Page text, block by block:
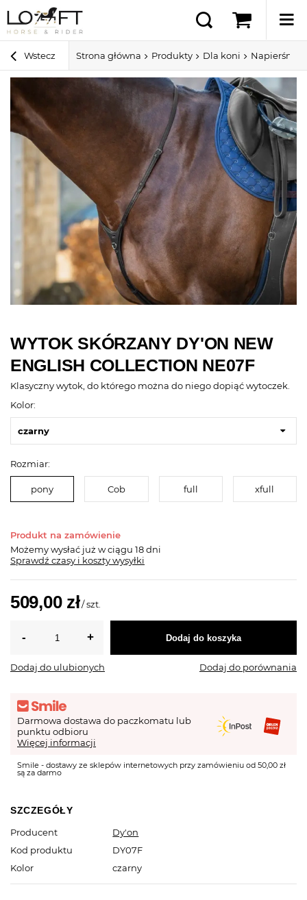
Wstecz Strona główna Produkty Dla koni Napierśniki
WYTOK SKÓRZANY DY'ON NEW
ENGLISH COLLECTION NE07F
Klasyczny wytok, do którego można do niego dopiąć wytoczek.
Kolor:
czarny
Rozmiar:
pony Cob full xfull
Produkt na zamówienie
Możemy wysłać już w ciągu 18 dni
Sprawdź czasy i koszty wysyłki
509,00 zł/szt.
Dodaj do koszyka
Dodaj do ulubionych Dodaj do porównania
Darmowa dostawa do paczkomatu lub
punktu odbioru
Więcej informacji
Smile - dostawy ze sklepów internetowych przy zamówieniu od 50,00 zł
są za darmo
SZCZEGÓŁY
Producent
Dy'on
Kod produktu
DY07F
Kolor
czarny